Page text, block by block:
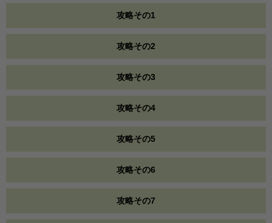
攻略その1
攻略その2
攻略その3
攻略その4
攻略その5
攻略その6
攻略その7